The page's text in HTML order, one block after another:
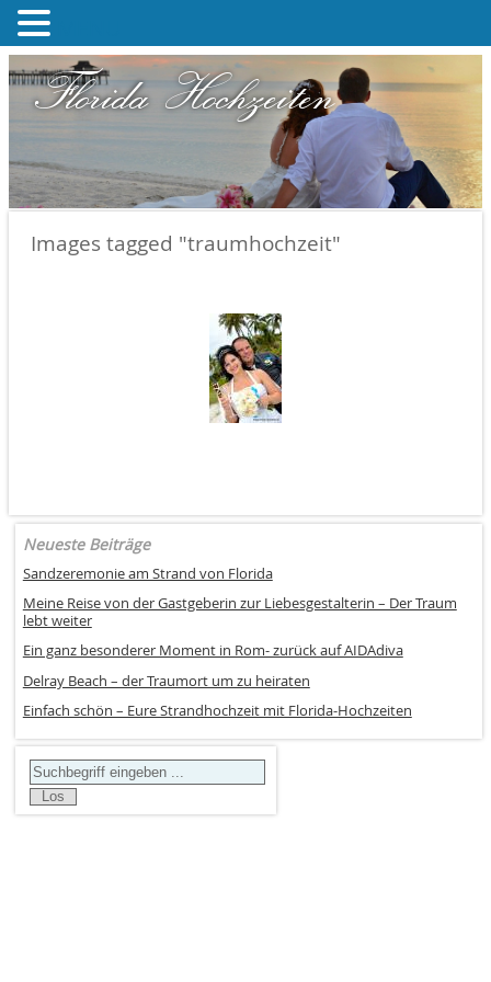
Florida Hochzeiten
Images tagged "traumhochzeit"
Neueste Beiträge
Sandzeremonie am Strand von Florida
Meine Reise von der Gastgeberin zur Liebesgestalterin – Der Traum
lebt weiter
Ein ganz besonderer Moment in Rom- zurück auf AIDAdiva
Delray Beach – der Traumort um zu heiraten
Einfach schön – Eure Strandhochzeit mit Florida-Hochzeiten
Search